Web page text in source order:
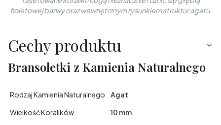
fioletowej barwy oraz wewnętrznym rysunkiem struktur agatu.
Cechy produktu
Bransoletki z Kamienia Naturalnego
Rodzaj Kamienia Naturalnego
Agat
Wielkość Koralików
10 mm